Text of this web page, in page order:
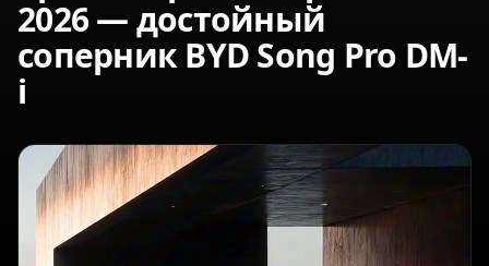
2026 — достойный
соперник BYD Song Pro DM-
i